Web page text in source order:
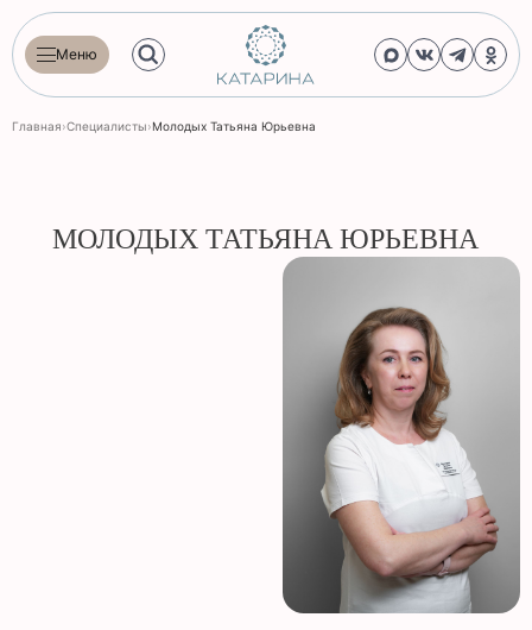
Меню
Главная›Специалисты›Молодых Татьяна Юрьевна
МОЛОДЫХ ТАТЬЯНА ЮРЬЕВНА